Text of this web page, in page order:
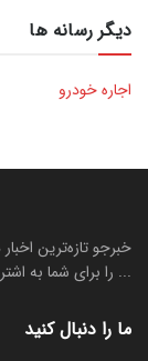
دیگر رسانه ها
اجاره خودرو
خبرجو تازه‌ترین
... را برای شما به
ما را دنبال کنید